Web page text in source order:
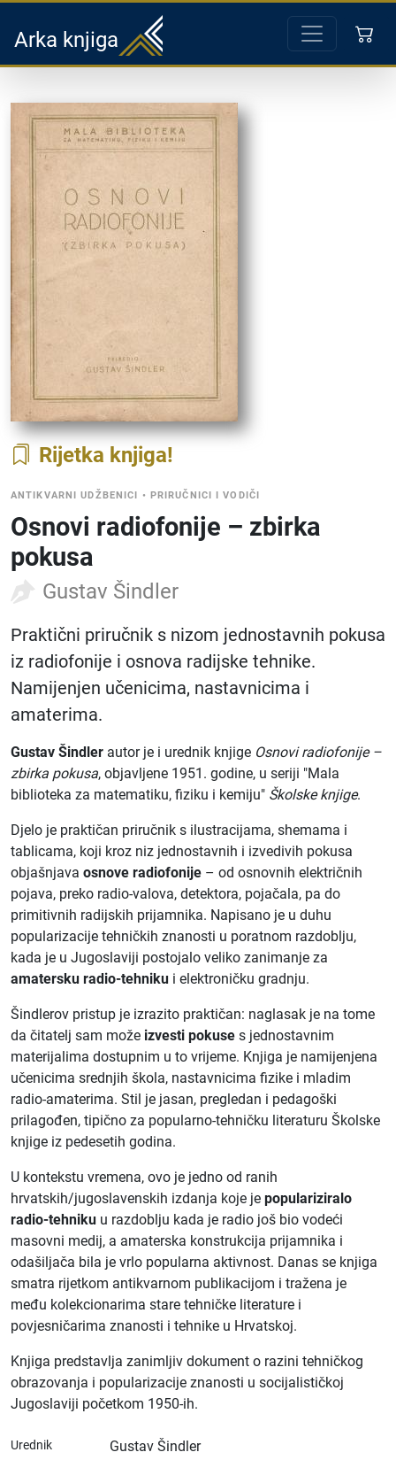
Arka knjiga
Rijetka knjiga
ANTIKVARNI UDŽBENICI • PRIRUČNICI I VODIČI
Osnovi radiofonije – zbirka
pokusa
Gustav Šindler
Praktični priručnik s nizom jednostavnih pokusa
iz radiofonije i osnova radijske tehnike.
Namijenjen učenicima, nastavnicima i
amaterima.
Gustav Šindler autor je i urednik knjige Osnovi radiofonije –
zbirka pokusa, objavljene 1951. godine, u seriji "Mala
biblioteka za matematiku, fiziku i kemiju" Školske knjige.
Djelo je praktičan priručnik s ilustracijama, shemama i
tablicama, koji kroz niz jednostavnih i izvedivih pokusa
objašnjava osnove radiofonije – od osnovnih električnih
pojava, preko radio-valova, detektora, pojačala, pa do
primitivnih radijskih prijamnika. Napisano je u duhu
popularizacije tehničkih znanosti u poratnom razdoblju,
kada je u Jugoslaviji postojalo veliko zanimanje za
amatersku radio-tehniku i elektroničku gradnju.
Šindlerov pristup je izrazito praktičan: naglasak je na tome
da čitatelj sam može izvesti pokuse s jednostavnim
materijalima dostupnim u to vrijeme. Knjiga je namijenjena
učenicima srednjih škola, nastavnicima fizike i mladim
radio-amaterima. Stil je jasan, pregledan i pedagoški
prilagođen, tipično za popularno-tehničku literaturu Školske
knjige iz pedesetih godina.
U kontekstu vremena, ovo je jedno od ranih
hrvatskih/jugoslavenskih izdanja koje je populariziralo
radio-tehniku u razdoblju kada je radio još bio vodeći
masovni medij, a amaterska konstrukcija prijamnika i
odašiljača bila je vrlo popularna aktivnost. Danas se knjiga
smatra rijetkom antikvarnom publikacijom i tražena je
među kolekcionarima stare tehničke literature i
povjesničarima znanosti i tehnike u Hrvatskoj.
Knjiga predstavlja zanimljiv dokument o razini tehničkog
obrazovanja i popularizacije znanosti u socijalističkoj
Jugoslaviji početkom 1950-ih.
Urednik Gustav Šindler